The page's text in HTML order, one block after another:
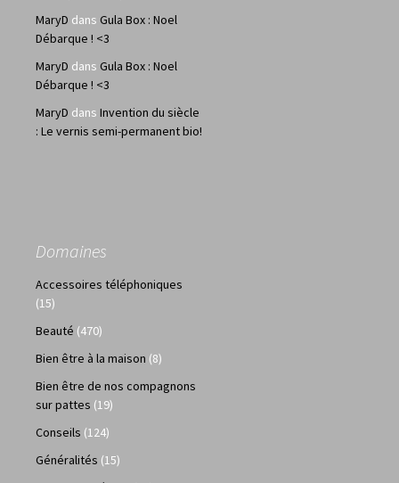
MaryD dans Gula Box : Noel
Débarque ! <3
MaryD dans Gula Box : Noel
Débarque ! <3
MaryD dans Invention du siècle
: Le vernis semi-permanent bio!
Domaines
Accessoires téléphoniques
(15)
Beauté (470)
Bien être à la maison (8)
Bien être de nos compagnons
sur pattes (19)
Conseils (124)
Généralités (15)